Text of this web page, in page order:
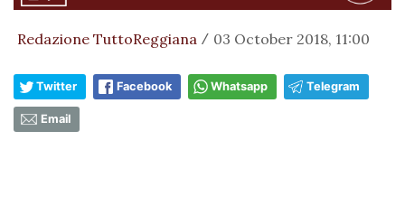
Redazione TuttoReggiana / 03 October 2018, 11:00
Twitter Facebook Whatsapp Telegram
Email